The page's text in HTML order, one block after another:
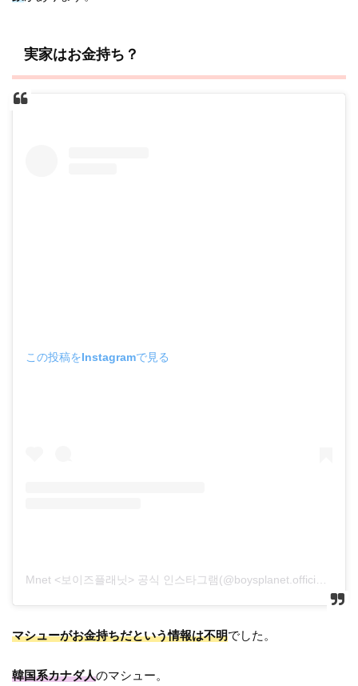
実家はお金持ち？
この投稿をInstagramで見る
Mnet <보이즈플래닛> 공식 인스타그램(@boysplanet.official)がシェアした投稿
マシューがお金持ちだという情報は不明でした。
韓国系カナダ人のマシュー。